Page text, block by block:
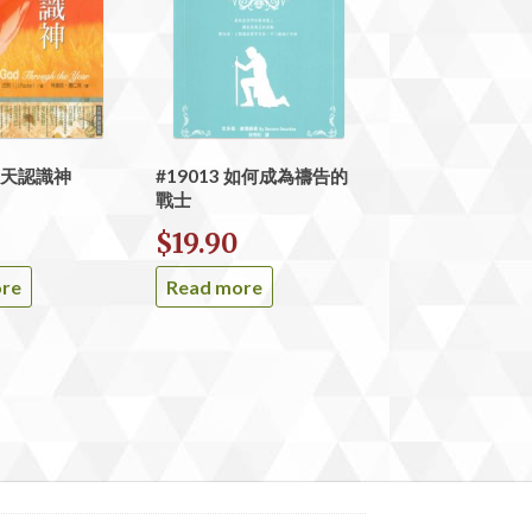
認識神
#19013 如何成為禱告的
戰士
$19.90
Read more